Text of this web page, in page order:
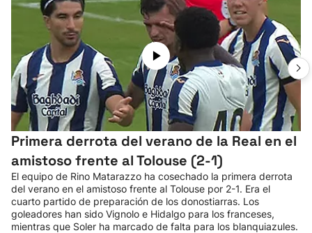
Primera derrota del verano de la Real en el
amistoso frente al Tolouse (2-1)
El equipo de Rino Matarazzo ha cosechado la primera derrota
del verano en el amistoso frente al Tolouse por 2-1. Era el
cuarto partido de preparación de los donostiarras. Los
goleadores han sido Vignolo e Hidalgo para los franceses,
mientras que Soler ha marcado de falta para los blanquiazules.